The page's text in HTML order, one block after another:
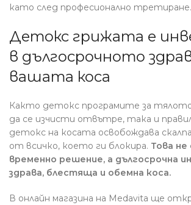
като след професионално третиране.
Детокс грижата е
в дългосрочното
вашата коса
Както детокс програмите за
да се изчисти отвътре, така и
детокс на косата освобождава
от всичко, което ги блокира. Това
временно решение, а дългосрочна
здрава, блестяща и обемна коса.
В онлайн магазина на Medavita ще